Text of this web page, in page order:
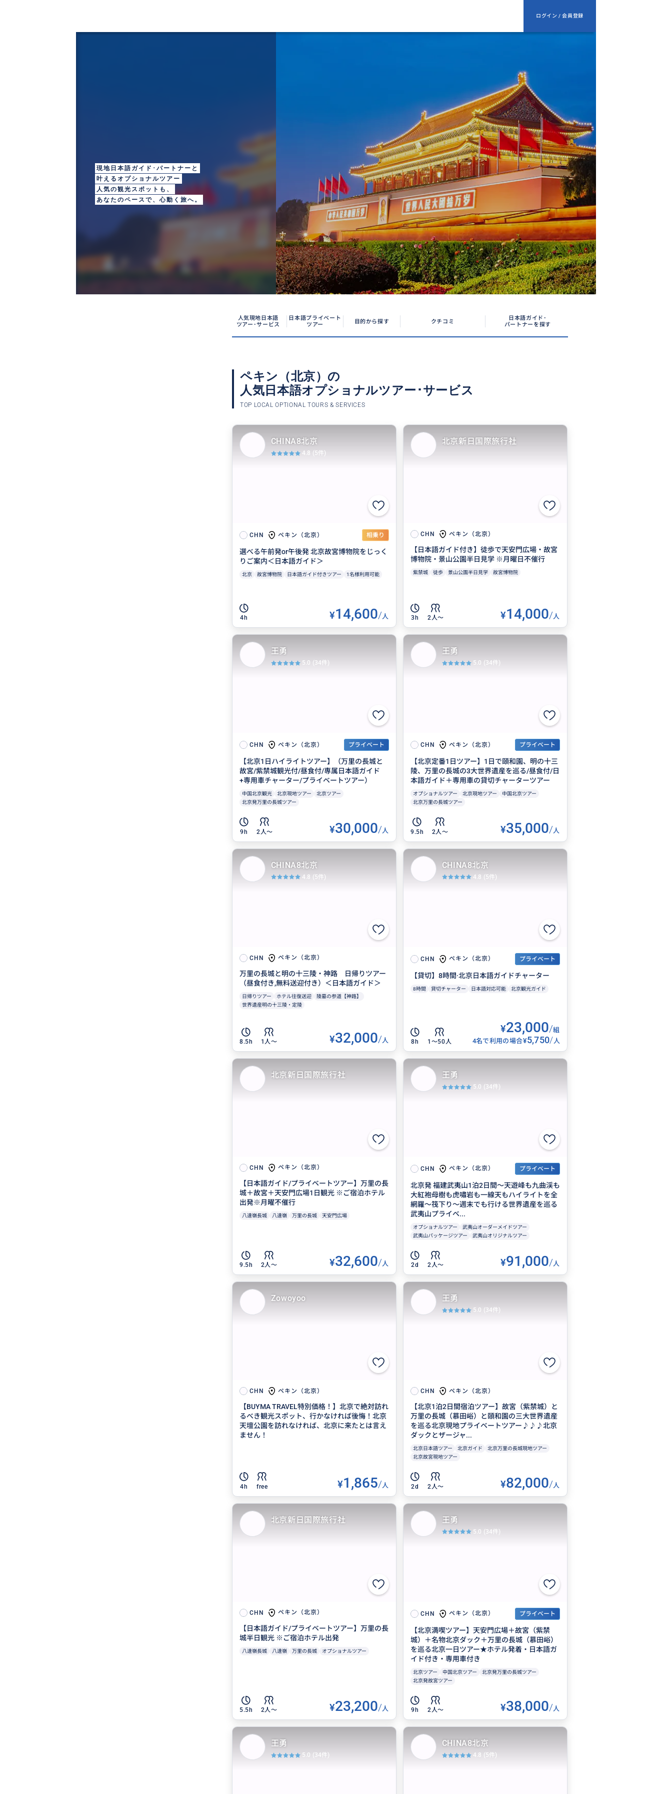
ログイン / 会員登録
現地日本語ガイド･パートナーと
叶えるオプショナルツアー
人気の観光スポットも、
あなたのペースで、心動く旅へ。
人気現地日本語
ツアー･サービス
日本語プライベート
ツアー
目的から探す クチコミ
日本語ガイド･
パートナーを探す
ペキン（北京）の
人気日本語オプショナルツアー･サービス
TOP LOCAL OPTIONAL TOURS & SERVICES
CHN ペキン（北京） 相乗り
選べる午前発or午後発 北京故宮博物院をじっく
りご案内＜日本語ガイド＞
北京 故宮博物院 日本語ガイド付きツアー 1名様利用可能
4h ¥14,600/人
CHINA8北京
4.8 (5件)
CHN ペキン（北京）
【日本語ガイド付き】徒歩で天安門広場・故宮
博物院・景山公園半日見学 ※月曜日不催行
紫禁城 徒歩 景山公園半日見学 故宮博物院
3h 2人〜 ¥14,000/人
北京新日国際旅行社
CHN ペキン（北京） プライベート
【北京1日ハイライトツアー】（万里の長城と
故宮/紫禁城観光付/昼食付/専属日本語ガイド
+専用車チャーター/プライベートツアー）
中国北京観光 北京現地ツアー
北京ツアー
北京発万里の長城ツアー
9h 2人〜 ¥30,000/人
王勇
5.0 (34件)
CHN ペキン（北京） プライベート
【北京定番1日ツアー】1日で頤和園、明の十三
陵、万里の長城の3大世界遺産を巡る/昼食付/日
本語ガイド＋専用車の貸切チャーターツアー
オプショナルツアー 北京現地ツアー
中国北京ツアー
北京万里の長城ツアー
9.5h 2人〜 ¥35,000/人
王勇
5.0 (34件)
CHN ペキン（北京）
万里の長城と明の十三陵・神路 日帰りツアー
（昼食付き,無料送迎付き）＜日本語ガイド＞
日帰りツアー ホテル往復送迎
陵墓の参道【神路】
世界遺産明の十三陵・定陵
8.5h 1人〜 ¥32,000/人
CHINA8北京
4.8 (5件)
CHN ペキン（北京） プライベート
【貸切】8時間·北京日本語ガイドチャーター
8時間 貸切チャーター 日本語対応可能 北京観光ガイド
8h 1〜50人
¥23,000/組
4名で利用の場合¥5,750/ 人
CHINA8北京
4.8 (5件)
CHN ペキン（北京）
【日本語ガイド/プライベートツアー】万里の長
城＋故宮＋天安門広場1日観光 ※ご宿泊ホテル
出発※月曜不催行
八達嶺長城 八達嶺 万里の長城 天安門広場
9.5h 2人〜 ¥32,600/人
北京新日国際旅行社
CHN ペキン（北京） プライベート
北京発 福建武夷山1泊2日間～天遊峰も九曲渓も
大紅袍母樹も虎嘯岩も一線天もハイライトを全
網羅～筏下り～週末でも行ける世界遺産を巡る
武夷山プライベ...
オプショナルツアー
武夷山オーダーメイドツアー
武夷山パッケージツアー
武夷山オリジナルツアー
2d 2人〜 ¥91,000/人
王勇
5.0 (34件)
CHN ペキン（北京）
【BUYMA TRAVEL特別価格！】北京で絶対訪れ
るべき観光スポット、行かなければ後悔！北京
天壇公園を訪れなければ、北京に来たとは言え
ません！
4h free ¥1,865/人
Zowoyoo
CHN ペキン（北京）
【北京1泊2日間宿泊ツアー】故宮（紫禁城）と
万里の長城（慕田峪）と頤和園の三大世界遺産
を巡る北京現地プライベートツアー♪♪♪北京
ダックとザージャ...
北京日本語ツアー 北京ガイド
北京万里の長城現地ツアー
北京故宮現地ツアー
2d 2人〜 ¥82,000/人
王勇
5.0 (34件)
CHN ペキン（北京）
【日本語ガイド/プライベートツアー】万里の長
城半日観光 ※ご宿泊ホテル出発
八達嶺長城 八達嶺 万里の長城 オプショナルツアー
5.5h 2人〜 ¥23,200/人
北京新日国際旅行社
CHN ペキン（北京） プライベート
【北京満喫ツアー】天安門広場＋故宮（紫禁
城）＋名物北京ダック＋万里の長城（慕田峪）
を巡る北京一日ツアー★ホテル発着・日本語ガ
イド付き・専用車付き
北京ツアー 中国北京ツアー
北京発万里の長城ツアー
北京発故宮ツアー
9h 2人〜 ¥38,000/人
王勇
5.0 (34件)
王勇
5.0 (34件)
CHINA8北京
4.8 (5件)